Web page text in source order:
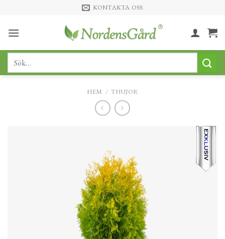
content
KONTAKTA OSS
Sök
HEM / THUJOR